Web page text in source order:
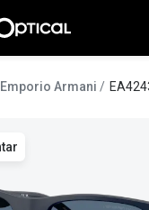
Emporio Armani